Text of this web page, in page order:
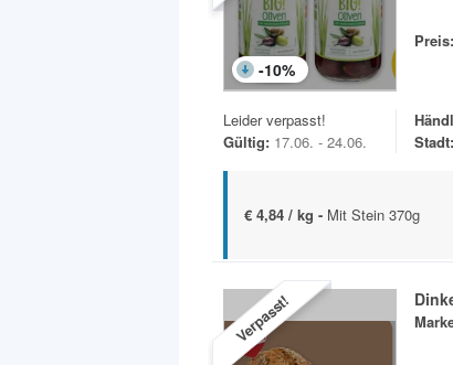
-10%
Preis:
Leider verpasst!
Gültig: 17.06. - 24.06.
Stadt:
€ 4,84 / kg - Mit Stein 370g
Verpasst!